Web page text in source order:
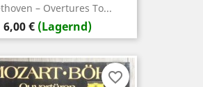
‎– Overtures To...
Preis
6,00 € (Lagernd)
favorite_border